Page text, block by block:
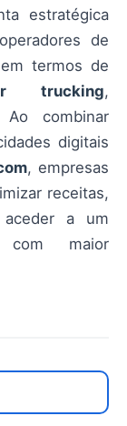
estratégica
de
termos de
trucking,
Ao combinar
digitais
, empresas
receitas,
a um
maior